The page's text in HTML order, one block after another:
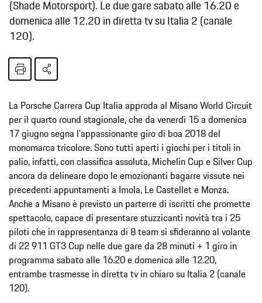
(Shade Motorsport). Le due gare sabato alle 16.20 e
domenica alle 12.20 in diretta tv su Italia 2 (canale
120).
La Porsche Carrera Cup Italia approda al Misano World Circuit
per il quarto round stagionale, che da venerdì 15 a domenica
17 giugno segna l'appassionante giro di boa 2018 del
monomarca tricolore. Sono tutti aperti i giochi per i titoli in
palio, infatti, con classifica assoluta, Michelin Cup e Silver Cup
ancora da delineare dopo le emozionanti bagarre vissute nei
precedenti appuntamenti a Imola, Le Castellet e Monza.
Anche a Misano è previsto un parterre di iscritti che promette
spettacolo, capace di presentare stuzzicanti novità tra i 25
piloti che in rappresentanza di 8 team si sfideranno al volante
di 22 911 GT3 Cup nelle due gare da 28 minuti + 1 giro in
programma sabato alle 16.20 e domenica alle 12.20,
entrambe trasmesse in diretta tv in chiaro su Italia 2 (canale
120).